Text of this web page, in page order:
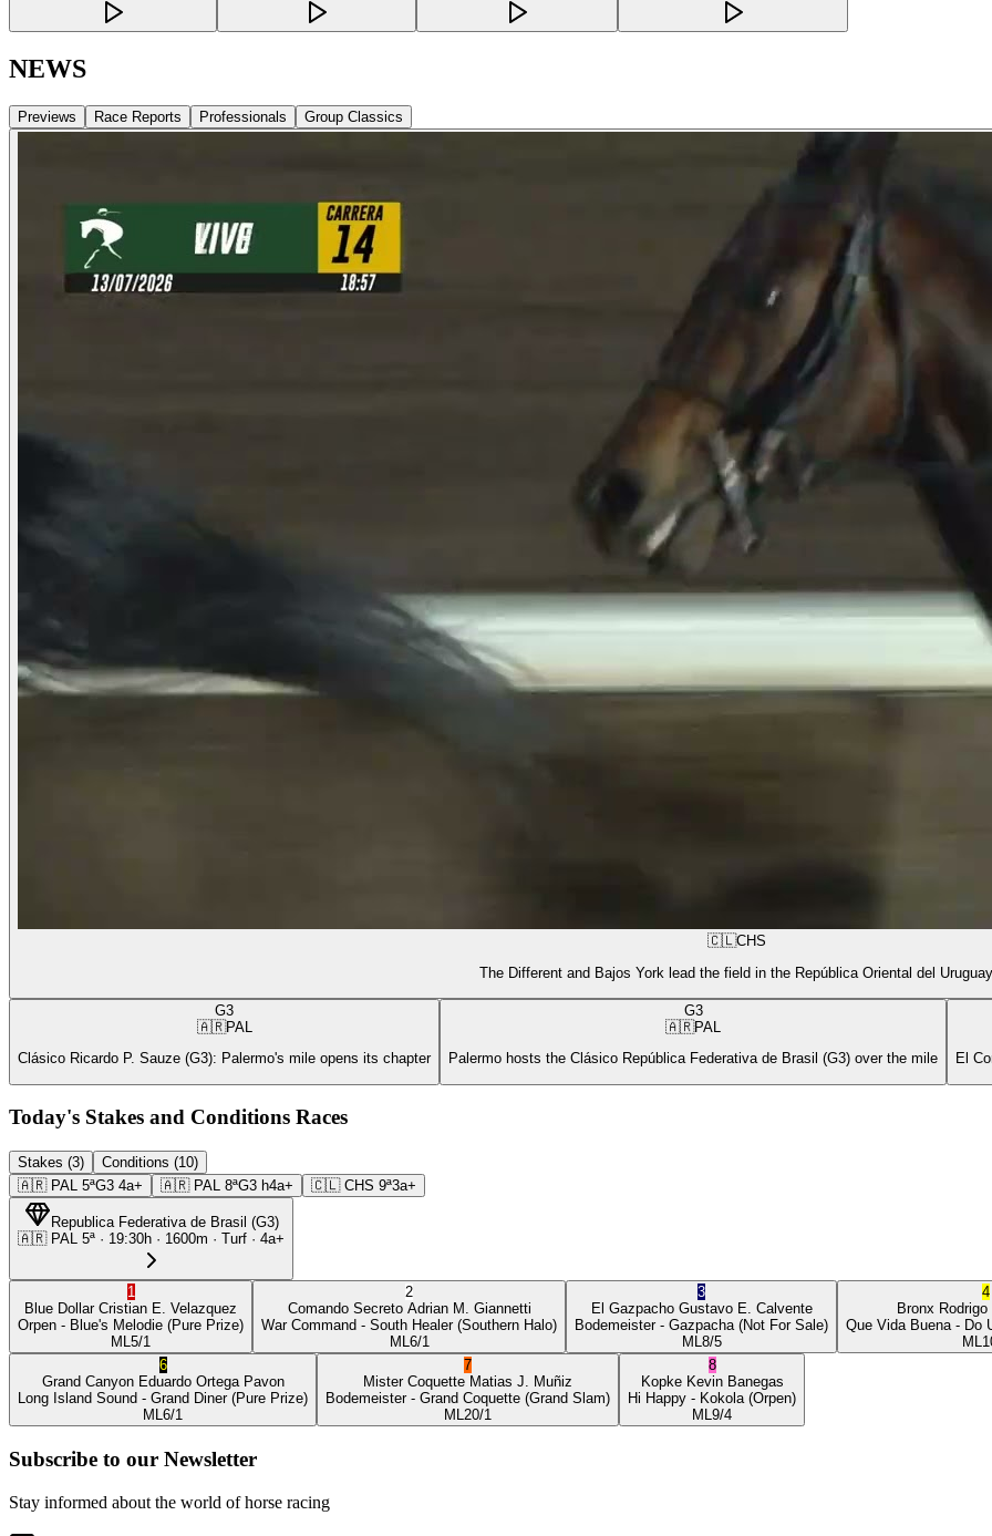
NEWS
Previews Race Reports Professionals Group Classics
🇨🇱CHS
The Different and Bajos York lead the field in the República Oriental del Uruguay
G3
🇦🇷PAL
Clásico Ricardo P. Sauze (G3): Palermo's mile opens its chapter
G3
🇦🇷PAL
Palermo hosts the Clásico República Federativa de Brasil (G3) over the mile
El
Today's Stakes and Conditions Races
Stakes (3)
Conditions (10)
🇦🇷 PAL 5ªG3 4a+ 🇦🇷 PAL 8ªG3 h4a+ 🇨🇱 CHS 9ª3a+
Republica Federativa de Brasil (G3)
🇦🇷 PAL 5ª · 19:30h · 1600m · Turf · 4a+
1
Blue Dollar Cristian E. Velazquez
Orpen - Blue's Melodie (Pure Prize)
ML5/1
2
Comando Secreto Adrian M. Giannetti
War Command - South Healer(Southern Halo)
ML6/1
3
El Gazpacho Gustavo E. Calvente
Bodemeister- Gazpacha(Not For Sale)
ML8/5
4
Bronx
Que Vida Buena- Do
ML
6
Grand Canyon Eduardo Ortega Pavon
Long Island Sound - Grand Diner(Pure Prize)
ML6/1
7
Mister Coquette Matias J. Muñiz
Bodemeister- Grand Coquette (Grand Slam)
ML20/1
8
Kopke Kevin Banegas
Hi Happy - Kokola(Orpen)
ML9/4
Subscribe to our Newsletter
Stay informed about the world of horse racing